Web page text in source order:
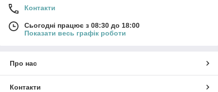
Контакти
Сьогодні працює з 08:30 до 18:00
Показати весь графік роботи
Про нас
Контакти